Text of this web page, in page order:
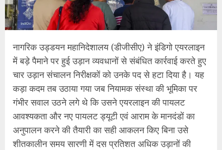
नागरिक उड्डयन महानिदेशालय (डीजीसीए) ने इंडिगो एयरलाइन
में बड़े पैमाने पर हुई उड़ान व्यवधानों से संबंधित कार्रवाई करते हुए
चार उड़ान संचालन निरीक्षकों को उनके पद से हटा दिया है। यह
कड़ा कदम तब उठाया गया जब नियामक संस्था की भूमिका पर
गंभीर सवाल उठने लगे थे कि उसने एयरलाइन की पायलट
आवश्यकता और नए पायलट ड्यूटी एवं आराम के मानदंडों का
अनुपालन करने की तैयारी का सही आकलन किए बिना उसे
शीतकालीन समय सारणी में दस प्रतिशत अधिक उड़ानों की